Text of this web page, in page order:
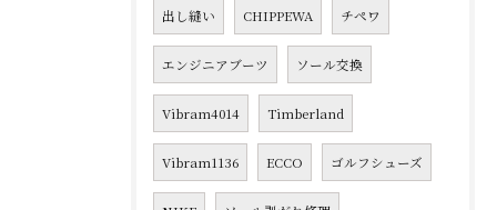
出し縫い CHIPPEWA チペワ
エンジニアブーツ ソール交換
Vibram4014 Timberland
Vibram1136 ECCO ゴルフシューズ